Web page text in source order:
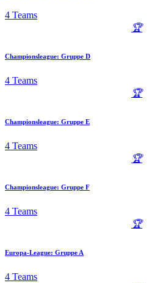
4 Teams
🏆
Championsleague: Gruppe D
4 Teams
🏆
Championsleague: Gruppe E
4 Teams
🏆
Championsleague: Gruppe F
4 Teams
🏆
Europa-League: Gruppe A
4 Teams